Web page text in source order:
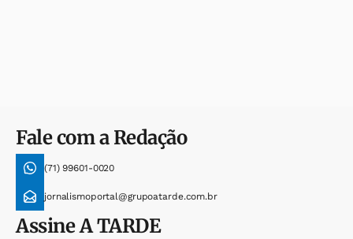
Fale com a Redação
(71) 99601-0020
jornalismoportal@grupoatarde.com.br
AssineA TARDE